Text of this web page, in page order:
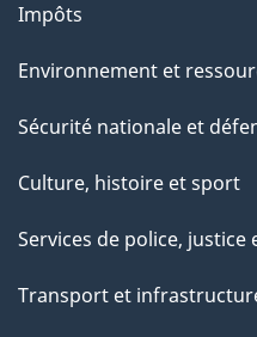
Impôts
Environnement et
Sécurité nationale et
Culture, histoire et sport
Services de police, justice
Transport et